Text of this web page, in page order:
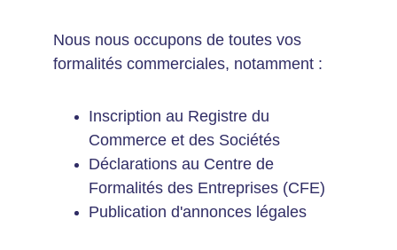
Nous nous occupons de toutes vos
formalités commerciales, notamment :
Inscription au Registre du
Commerce et des Sociétés
Déclarations au Centre de
Formalités des Entreprises (CFE)
Publication d'annonces légales